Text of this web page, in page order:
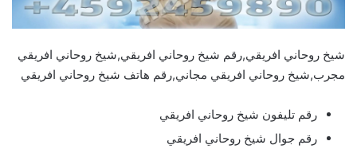
شيخ روحاني افريقي,رقم شيخ روحاني افريقي,شيخ روحاني افريقي
مجرب,شيخ روحاني افريقي مجاني,رقم هاتف شيخ روحاني افريقي
رقم تليفون شيخ روحاني افريقي
رقم جوال شيخ روحاني افريقي